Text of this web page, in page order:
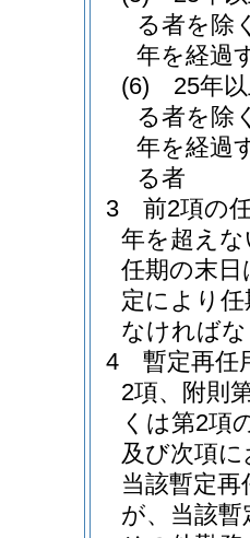
る者を除
年を経過
(6)
25年
る者を除
年を経過
る者
3
前2項の
年を超え
任期の末
定により
なければ
4
暫定再任
2項、附則
くは第2項
及び次項
当該暫定
が、当該